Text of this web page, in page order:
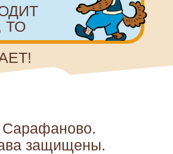
защищены.